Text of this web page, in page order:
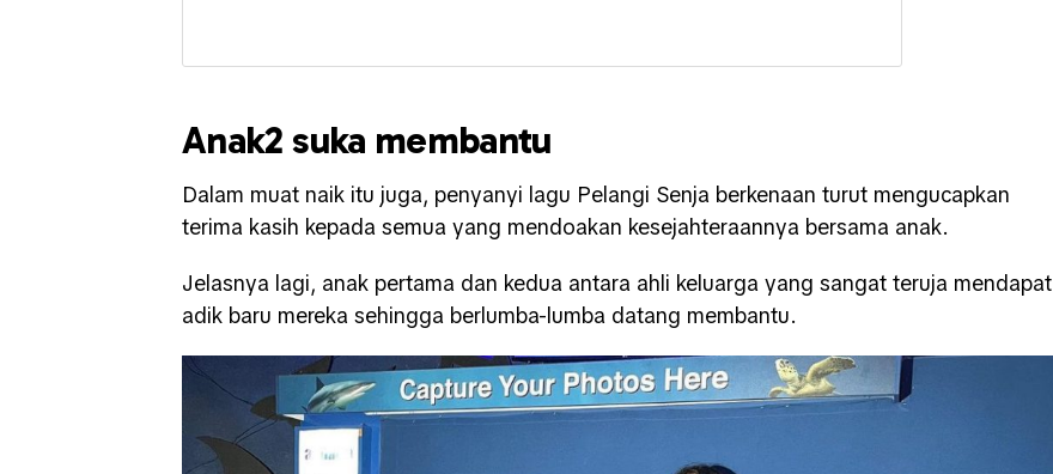
Anak2 suka membantu
Dalam muat naik itu juga, penyanyi lagu Pelangi Senja berkenaan turut mengucapkan
terima kasih kepada semua yang mendoakan kesejahteraannya bersama anak.
Jelasnya lagi, anak pertama dan kedua antara ahli keluarga yang sangat teruja mendapat
adik baru mereka sehingga berlumba-lumba datang membantu.